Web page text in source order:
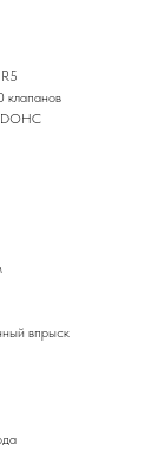
клапанов
DOHC
впрыск